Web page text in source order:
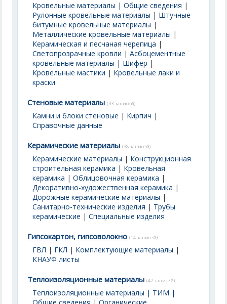
Кровельные материалы | Общие сведения |
Рулонные кровельные материалы | Штучные
битумные кровельные материалы |
Металлические кровельные материалы |
Керамическая и песчаная черепица |
Светопрозрачные кровли |Асбоцементные
кровельные материалы | Шифер |
Кровельные мастики | Кровельные лаки и
краски
Стеновые материалы (33 записей)
Камни и блоки стеновые | Кирпич |
Справочные данные
Керамические материалы (38 записей)
Керамические материалы | Конструкционная
строительная керамика | Кровельная
керамика |Облицовочная керамика |
Декоративно-художественная керамика |
Дорожные керамические материалы |
Санитарно-технические изделия | Трубы
керамические |Специальные изделия
Гипсокартон, гипсоволокно (14 записей)
ГВЛ | ГКЛ | Комплектующие материалы |
КНАУФ листы
Теплоизоляционные материалы (42 записей)
Теплоизоляционные материалы | ТИМ |